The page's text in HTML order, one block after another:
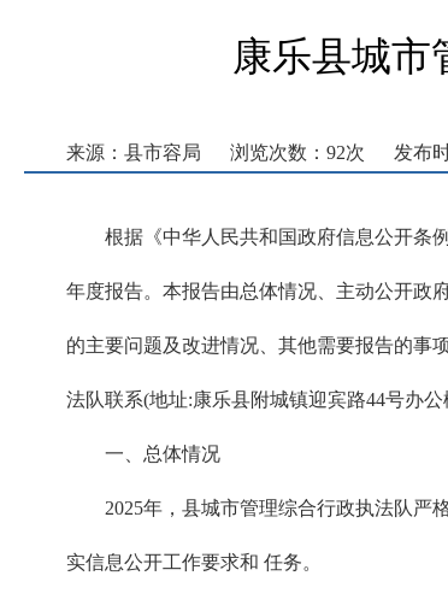
康乐县城市
来源：县市容局 浏览次数： 92次 发布
根据《中华人民共和国政府信息公开条
年度报告。本报告由总体情况、主动公开政
的主要问题及改进情况、其他需要报告的事
法队联系(地址:康乐县附城镇迎宾路44号办公
一、总体情况
2025年，县城市管理综合行政执法队严
实信息公开工作要求和 任务。